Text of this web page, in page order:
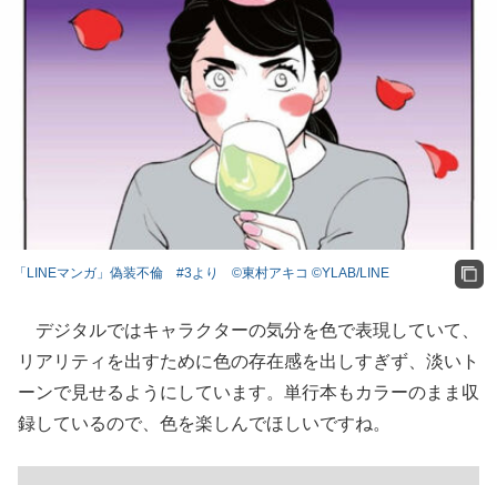
「LINEマンガ」偽装不倫 #3より ©東村アキコ ©YLAB/LINE
デジタルではキャラクターの気分を色で表現していて、
リアリティを出すために色の存在感を出しすぎず、淡いト
ーンで見せるようにしています。単行本もカラーのまま収
録しているので、色を楽しんでほしいですね。